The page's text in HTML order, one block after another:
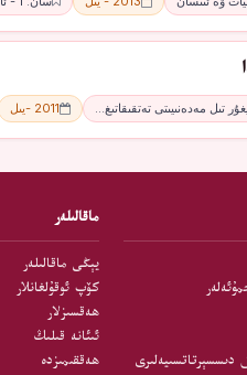
تىل مەدەنىيىتى تەتقىقاتىغ… 2011 -يىل
دىسسېرتاتسىيەلىرى
ماقالىلەر
يېڭى ماقالىلەر
كۆپ ئوقۇلغانلار
ھەقسىزلار
ئىئانە قىلىڭ
ھەققىمىزدە